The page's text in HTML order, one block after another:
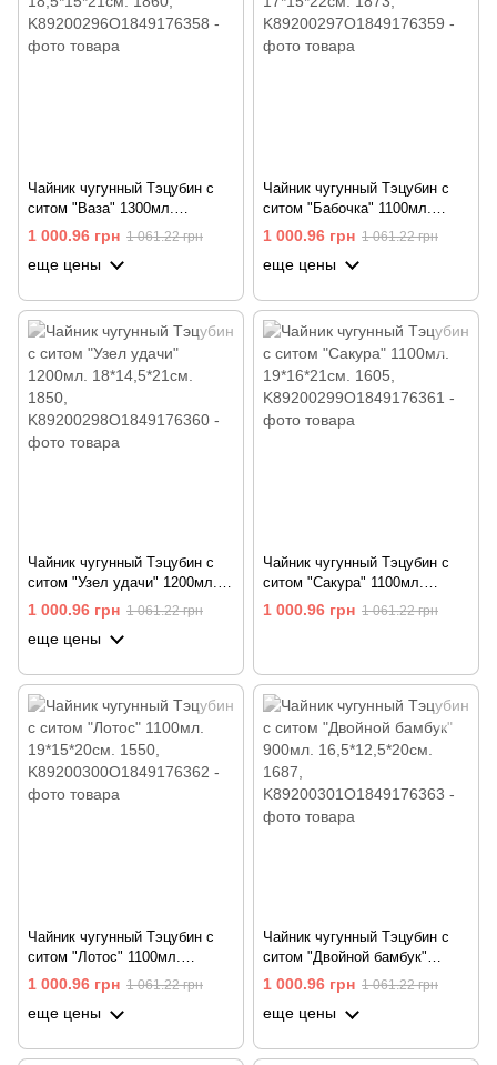
Чайник чугунный Тэцубин с
ситом "Ваза" 1300мл.
18,5*15*21см. 1860
1 000.96 грн 1 061.22 грн
еще цены
Чайник чугунный Тэцубин с
ситом "Бабочка" 1100мл.
17*15*22см. 1873
1 000.96 грн 1 061.22 грн
еще цены
Чайник чугунный Тэцубин с
ситом "Узел удачи" 1200мл.
18*14,5*21см. 1850
1 000.96 грн 1 061.22 грн
еще цены
Чайник чугунный Тэцубин с
ситом "Сакура" 1100мл.
19*16*21см. 1605
1 000.96 грн 1 061.22 грн
Чайник чугунный Тэцубин с
ситом "Лотос" 1100мл.
19*15*20см. 1550
1 000.96 грн 1 061.22 грн
еще цены
Чайник чугунный Тэцубин с
ситом "Двойной бамбук"
900мл. 16,5*12,5*20см. 1687
1 000.96 грн 1 061.22 грн
еще цены